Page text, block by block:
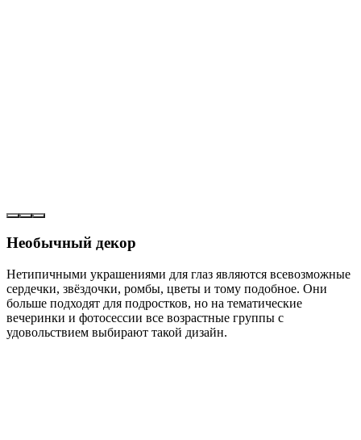
Необычный декор
Нетипичными украшениями для глаз являются всевозможные
сердечки, звёздочки, ромбы, цветы и тому подобное. Они
больше подходят для подростков, но на тематические
вечеринки и фотосессии все возрастные группы с
удовольствием выбирают такой дизайн.